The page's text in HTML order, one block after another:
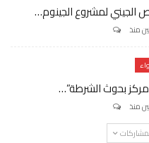
الجيني لمشروع الجينوم…
منذ
بحوث الشرطة”…
منذ